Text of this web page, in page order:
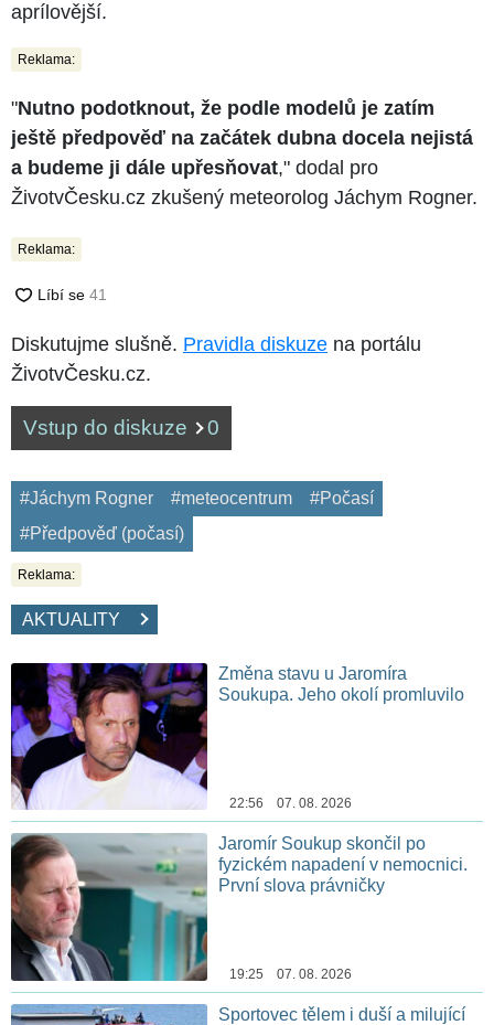
aprílovější.
Reklama:
"Nutno podotknout, že podle modelů je zatím
ještě předpověď na začátek dubna docela nejistá
a budeme ji dále upřesňovat," dodal pro
ŽivotvČesku.cz zkušený meteorolog Jáchym Rogner.
Reklama:
Diskutujme slušně. Pravidla diskuze na portálu
ŽivotvČesku.cz.
Vstup do diskuze 0
#Jáchym Rogner #meteocentrum
#Počasí
#Předpověď (počasí)
Reklama:
AKTUALITY
Změna stavu u Jaromíra
Soukupa. Jeho okolí promluvilo
22:56 07. 08. 2026
Jaromír Soukup skončil po
fyzickém napadení v nemocnici.
První slova právničky
19:25 07. 08. 2026
Sportovec tělem i duší a milující